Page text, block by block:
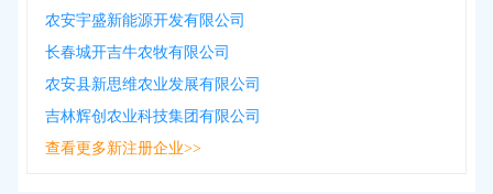
农安宇盛新能源开发有限公司
长春城开吉牛农牧有限公司
农安县新思维农业发展有限公司
吉林辉创农业科技集团有限公司
查看更多新注册企业>>